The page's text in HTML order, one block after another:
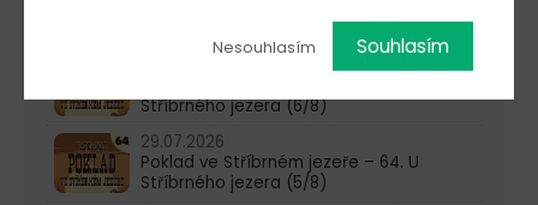
Stříbrného jezera (6/8)
29.07.2026
Poklad ve Stříbrném jezeře – 64. U
Stříbrného jezera (5/8)
Nesouhlasím Souhlasím